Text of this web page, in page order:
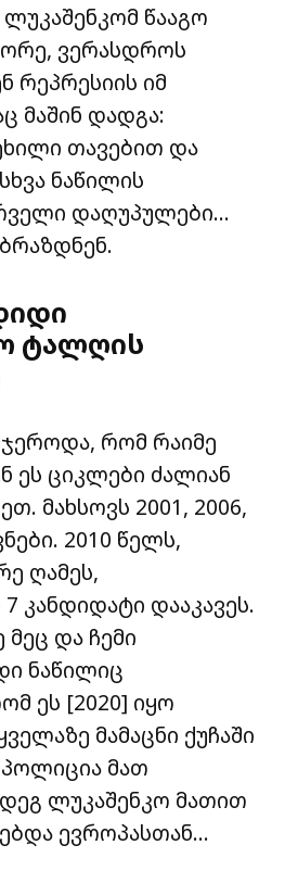
წააგო
ვერასდროს
რეპრესიის იმ
მაშინ დადგა:
თავებით და
ნაწილის
დაღუპულები…
ტალღის
რომ რაიმე
ეს ციკლები ძალიან
მახსოვს 2001, 2006,
2010 წელს,
ღამეს,
კანდიდატი დააკავეს.
მეც და ჩემი
ნაწილიც
ეს [2020] იყო
მამაცნი ქუჩაში
მათ
ლუკაშენკო მათით
ევროპასთან…